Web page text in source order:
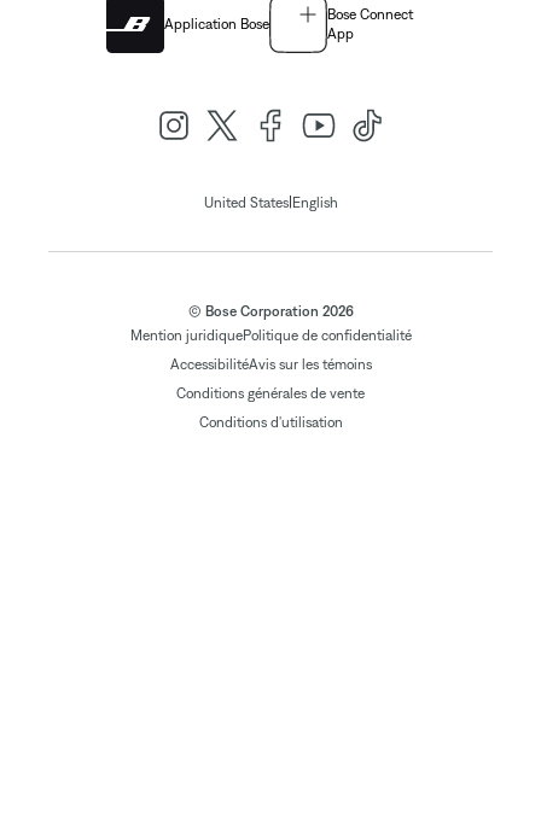
Application Bose
Bose Connect
App
United States|English
© Bose Corporation 2026
Mention juridiquePolitique de confidentialité
AccessibilitéAvis sur les témoins
Conditions générales de vente
Conditions d'utilisation